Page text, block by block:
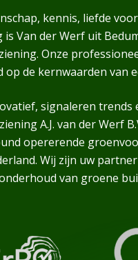
kennis, liefde
is Van der Werf uit
Onze
op de kernwaarden van
signaleren trends
A.J. van der Werf
opererende
Wij zijn uw
van groene